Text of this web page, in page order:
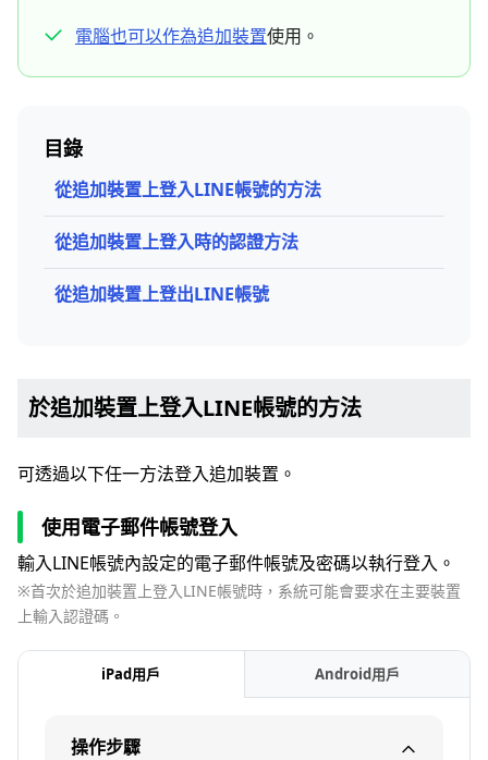
電腦也可以作為追加裝置使用。
目錄
從追加裝置上登入LINE帳號的方法
從追加裝置上登入時的認證方法
從追加裝置上登出LINE帳號
於追加裝置上登入LINE帳號的方法
可透過以下任一方法登入追加裝置。
使用電子郵件帳號登入
輸入LINE帳號內設定的電子郵件帳號及密碼以執行登入。
※首次於追加裝置上登入LINE帳號時，系統可能會要求在主要裝置
上輸入認證碼。
iPad用戶 Android用戶
操作步驟